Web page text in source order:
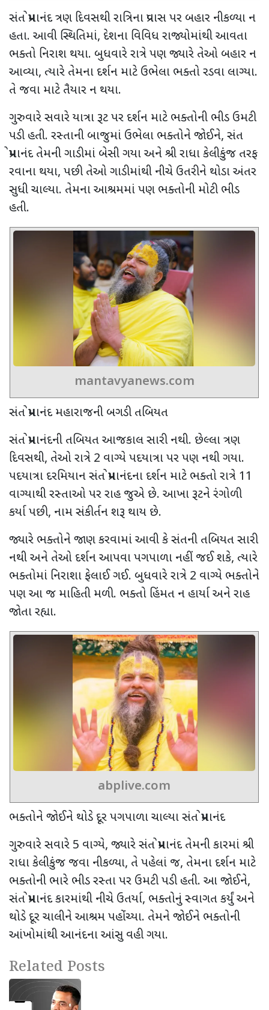
સંત પ્રેમાનંદ ત્રણ દિવસથી રાત્રિના પ્રવાસ પર બહાર નીકળ્યા ન
હતા. આવી સ્થિતિમાં, દેશના વિવિધ રાજ્યોમાંથી આવતા
ભક્તો નિરાશ થયા. બુધવારે રાત્રે પણ જ્યારે તેઓ બહાર ન
આવ્યા, ત્યારે તેમના દર્શન માટે ઉભેલા ભક્તો રડવા લાગ્યા.
તે જવા માટે તૈયાર ન થયા.
ગુરુવારે સવારે યાત્રા રૂટ પર દર્શન માટે ભક્તોની ભીડ ઉમટી
પડી હતી. રસ્તાની બાજુમાં ઉભેલા ભક્તોને જોઈને, સંત
પ્રેમાનંદ તેમની ગાડીમાં બેસી ગયા અને શ્રી રાધા કેલીકુંજ તરફ
રવાના થયા, પછી તેઓ ગાડીમાંથી નીચે ઉતરીને થોડા અંતર
સુધી ચાલ્યા. તેમના આશ્રમમાં પણ ભક્તોની મોટી ભીડ
હતી.
mantavyanews.com
સંત પ્રેમાનંદ મહારાજની બગડી તબિયત
સંત પ્રેમાનંદની તબિયત આજકાલ સારી નથી. છેલ્લા ત્રણ
દિવસથી, તેઓ રાત્રે 2 વાગ્યે પદયાત્રા પર પણ નથી ગયા.
પદયાત્રા દરમિયાન સંત પ્રેમાનંદના દર્શન માટે ભક્તો રાત્રે 11
વાગ્યાથી રસ્તાઓ પર રાહ જુએ છે. આખા રૂટને રંગોળી
કર્યા પછી, નામ સંકીર્તન શરૂ થાય છે.
જ્યારે ભક્તોને જાણ કરવામાં આવી કે સંતની તબિયત સારી
નથી અને તેઓ દર્શન આપવા પગપાળા નહીં જઈ શકે, ત્યારે
ભક્તોમાં નિરાશા ફેલાઈ ગઈ. બુધવારે રાત્રે 2 વાગ્યે ભક્તોને
પણ આ જ માહિતી મળી. ભક્તો હિંમત ન હાર્યા અને રાહ
જોતા રહ્યા.
abplive.com
ભક્તોને જોઈને થોડે દૂર પગપાળા ચાલ્યા સંત પ્રેમાનંદ
ગુરુવારે સવારે 5 વાગ્યે, જ્યારે સંત પ્રેમાનંદ તેમની કારમાં શ્રી
રાધા કેલીકુંજ જવા નીકળ્યા, તે પહેલાં જ, તેમના દર્શન માટે
ભક્તોની ભારે ભીડ રસ્તા પર ઉમટી પડી હતી. આ જોઈને,
સંત પ્રેમાનંદ કારમાંથી નીચે ઉતર્યા, ભક્તોનું સ્વાગત કર્યું અને
થોડે દૂર ચાલીને આશ્રમ પહોંચ્યા. તેમને જોઈને ભક્તોની
આંખોમાંથી આનંદના આંસુ વહી ગયા.
Related Posts